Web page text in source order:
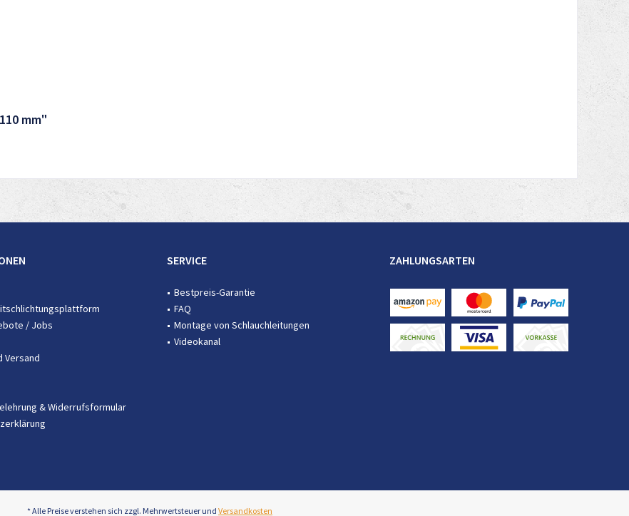
mm"
/ Jobs
Versand
& Widerrufsformular
SERVICE
Bestpreis-Garantie
FAQ
Montage von Schlauchleitungen
Videokanal
ZAHLUNGSARTEN
* Alle Preise verstehen sich zzgl. Mehrwertsteuer und Versandkosten